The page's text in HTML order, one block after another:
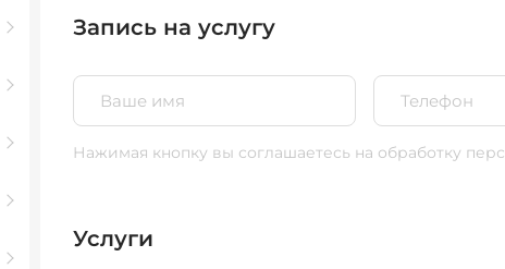
Запись на услугу
Нажимая кнопку вы соглашаетесь на обработку
Услуги